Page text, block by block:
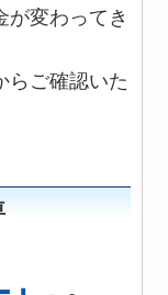
が変わってき
らご確認いた